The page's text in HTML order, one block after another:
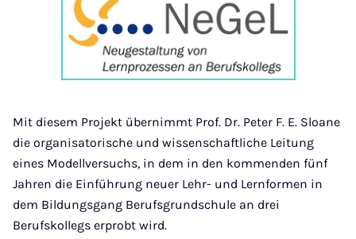
Mit diesem Projekt übernimmt Prof. Dr. Peter F. E. Sloane
die organisatorische und wissenschaftliche Leitung
eines Modellversuchs, in dem in den kommenden fünf
Jahren die Einführung neuer Lehr- und Lernformen in
dem Bildungsgang Berufsgrundschule an drei
Berufskollegs erprobt wird.